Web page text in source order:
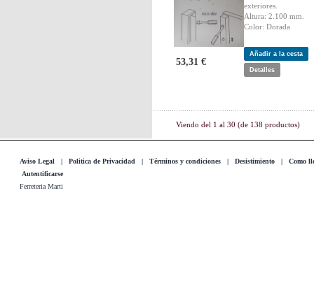
exteriores.
Altura: 2.100 mm.
Color: Dorada
53,31 €
Añadir a la cesta
Detalles
Viendo del 1 al 30 (de 138 productos)
Aviso Legal | Politica de Privacidad | Términos y condiciones | Desistimiento | Como
Autentificarse
Ferreteria Marti